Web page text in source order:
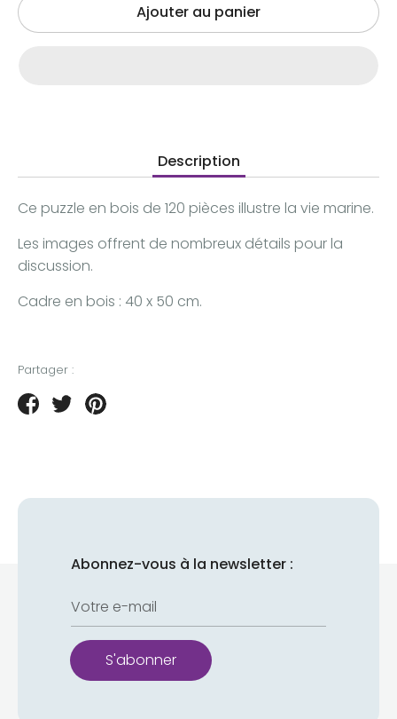
Ajouter au panier
Description
Ce puzzle en bois de 120 pièces illustre la vie marine.
Les images offrent de nombreux détails pour la
discussion.
Cadre en bois : 40 x 50 cm.
Partager :
PartagerTweeterÉpingler
Abonnez-vous à la newsletter :
Votre e-mail
S'abonner